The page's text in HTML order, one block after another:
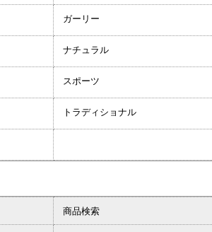
ガーリー
ナチュラル
スポーツ
トラディショナル
商品検索